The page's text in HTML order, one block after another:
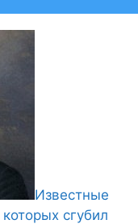
Известные
сгубил